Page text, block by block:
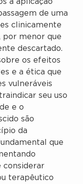
a aplicação
de uma
clinicamente
por menor que
descartado.
os efeitos
e a ética que
vulneráveis
seu uso
e o
são
da
que
considerar
terapêutico